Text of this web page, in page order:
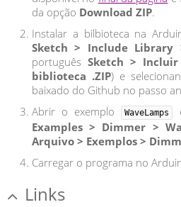
da opção Download ZIP.
Instalar a bilbioteca na
Sketch > Include Library
português Sketch >
biblioteca .ZIP) e
baixado do Github no passo
Abrir o exemplo
WaveLamps
Examples > Dimmer >
Arquivo > Exemplos >
Carregar o programa no
Links